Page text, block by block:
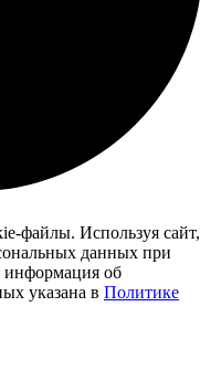
файлы. Используя сайт,
данных при
об
указана в Политике